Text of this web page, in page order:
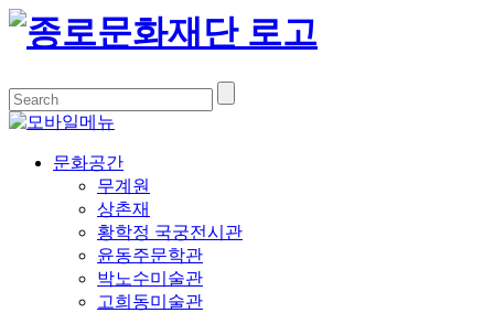
문화공간
무계원
상촌재
황학정 국궁전시관
윤동주문학관
박노수미술관
고희동미술관